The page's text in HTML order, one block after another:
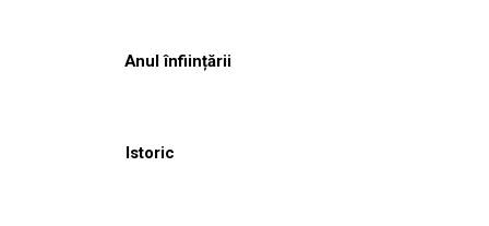
Anul înființării
Istoric